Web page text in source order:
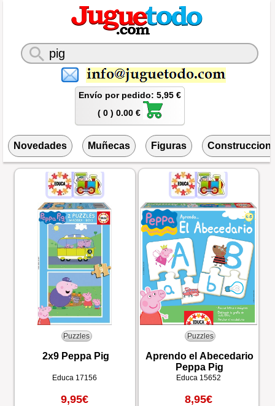
Envío por pedido: 5,95 €
( 0 ) 0.00 €
Novedades Muñecas Figuras
Puzzles
2x9 Peppa Pig
Educa 17156
9,95€
Puzzles
Aprendo el Abecedario
Peppa Pig
Educa 15652
8,95€